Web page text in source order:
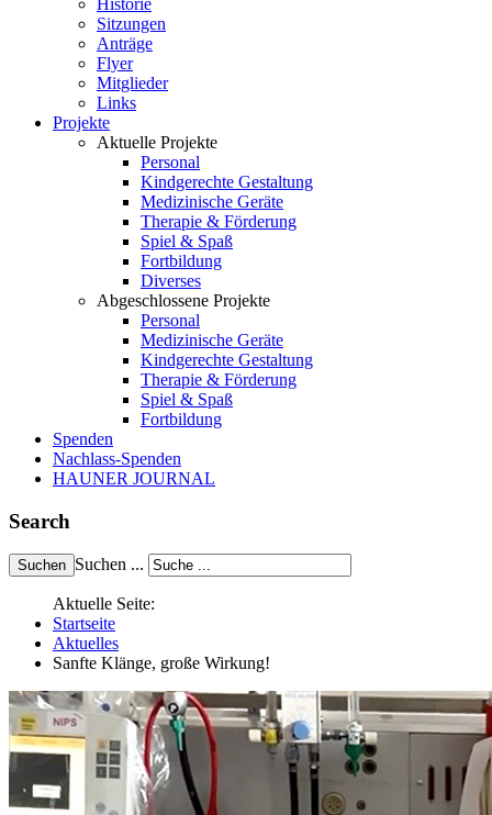
Historie
Sitzungen
Anträge
Flyer
Mitglieder
Links
Projekte
Aktuelle Projekte
Personal
Kindgerechte Gestaltung
Medizinische Geräte
Therapie & Förderung
Spiel & Spaß
Fortbildung
Diverses
Abgeschlossene Projekte
Personal
Medizinische Geräte
Kindgerechte Gestaltung
Therapie & Förderung
Spiel & Spaß
Fortbildung
Spenden
Nachlass-Spenden
HAUNER JOURNAL
Search
Suchen ...
Aktuelle Seite:
Startseite
Aktuelles
Sanfte Klänge, große Wirkung!